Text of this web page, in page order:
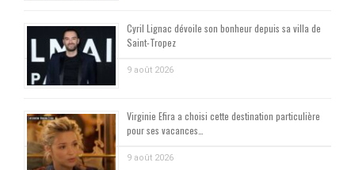
Cyril Lignac dévoile son bonheur depuis sa villa de
Saint-Tropez
9 août 2026
Virginie Efira a choisi cette destination particulière
pour ses vacances…
9 août 2026